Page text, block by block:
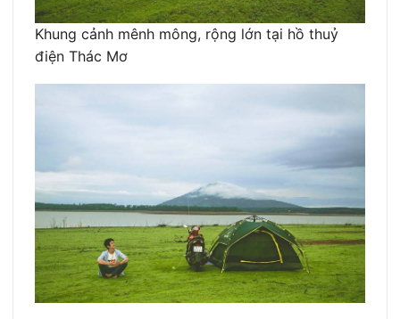
Khung cảnh mênh mông, rộng lớn tại hồ thuỷ
điện Thác Mơ